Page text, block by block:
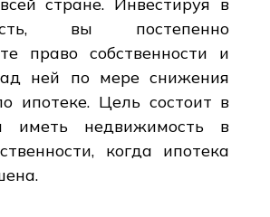
вы постепенно
право собственности и
ней по мере снижения
ипотеке. Цель состоит в
иметь недвижимость в
когда ипотека